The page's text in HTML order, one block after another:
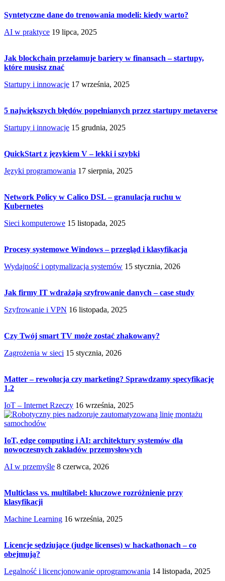
Syntetyczne dane do trenowania modeli: kiedy warto?
AI w praktyce 19 lipca, 2025
Jak blockchain przełamuje bariery w finansach – startupy,
które musisz znać
Startupy i innowacje 17 września, 2025
5 największych błędów popełnianych przez startupy metaverse
Startupy i innowacje 15 grudnia, 2025
QuickStart z językiem V – lekki i szybki
Języki programowania 17 sierpnia, 2025
Network Policy w Calico DSL – granulacja ruchu w
Kubernetes
Sieci komputerowe 15 listopada, 2025
Procesy systemowe Windows – przegląd i klasyfikacja
Wydajność i optymalizacja systemów 15 stycznia, 2026
Jak firmy IT wdrażają szyfrowanie danych – case study
Szyfrowanie i VPN 16 listopada, 2025
Czy Twój smart TV może zostać zhakowany?
Zagrożenia w sieci 15 stycznia, 2026
Matter – rewolucja czy marketing? Sprawdzamy specyfikację
1.2
IoT – Internet Rzeczy 16 września, 2025
IoT, edge computing i AI: architektury systemów dla
nowoczesnych zakładów przemysłowych
AI w przemyśle 8 czerwca, 2026
Multiclass vs. multilabel: kluczowe rozróżnienie przy
klasyfikacji
Machine Learning 16 września, 2025
Licencje sędziujące (judge licenses) w hackathonach – co
obejmują?
Legalność i licencjonowanie oprogramowania 14 listopada, 2025